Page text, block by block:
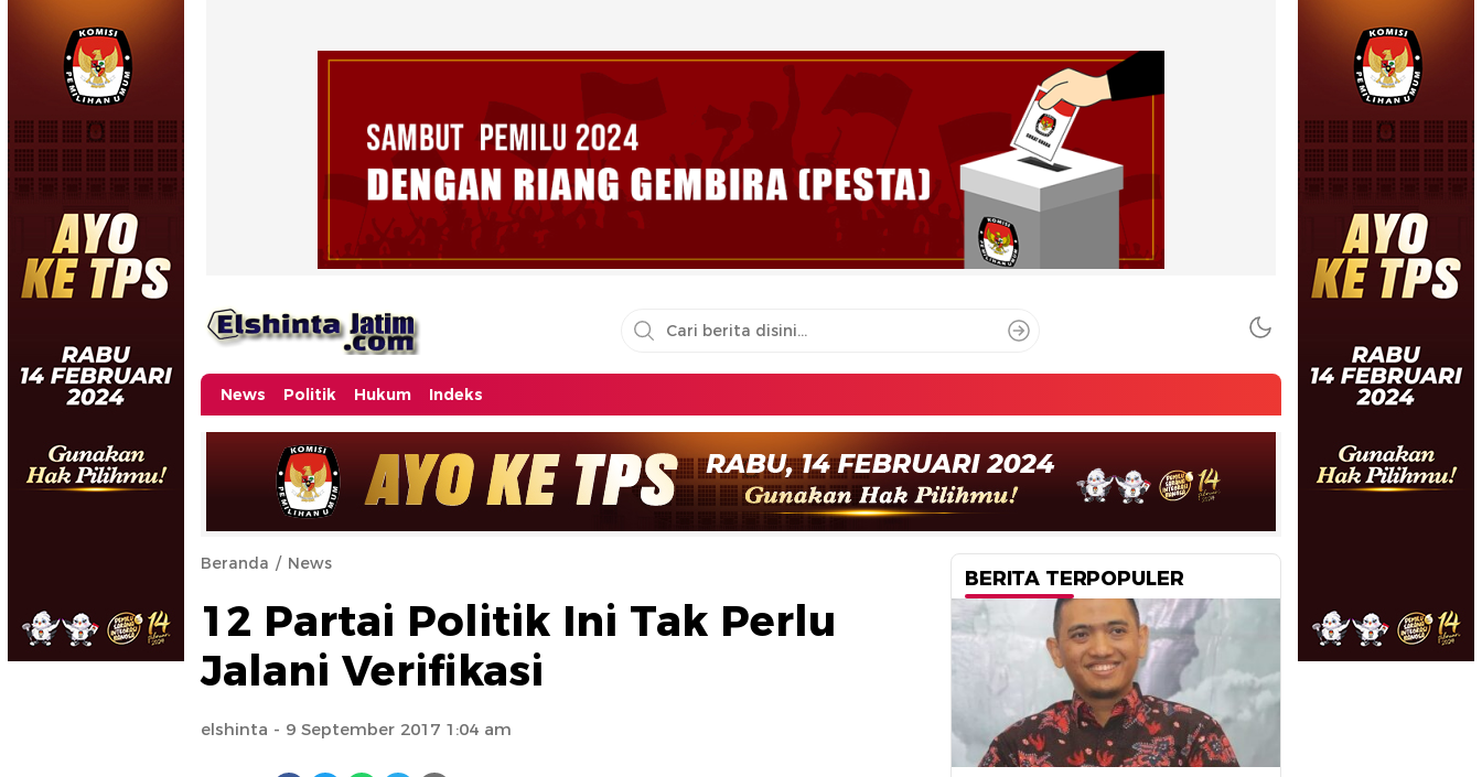
News Politik Hukum Indeks
Beranda News
12 Partai Politik Ini Tak Perlu
Jalani Verifikasi
elshinta - 9 September 2017 1:04 am
BERITA TERPOPULER